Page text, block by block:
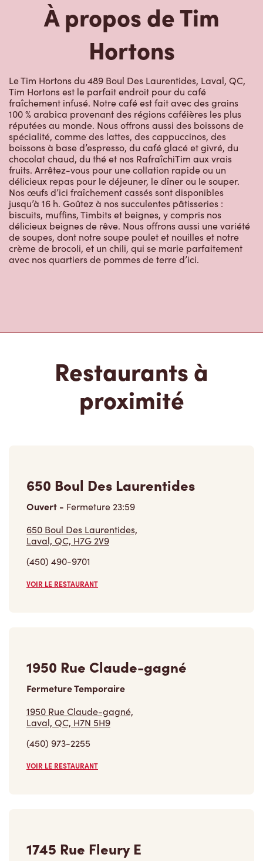
Hortons
Le Tim Hortons du 489 Boul Des Laurentides, Laval, QC,
Tim Hortons est le parfait endroit pour du café
fraîchement infusé. Notre café est fait avec des grains
100 % arabica provenant des régions caféières les plus
réputées au monde. Nous offrons aussi des boissons de
spécialité, comme des lattes, des cappuccinos, des
boissons à base d’espresso, du café glacé et givré, du
chocolat chaud, du thé et nos RafraîchiTim aux vrais
fruits. Arrêtez-vous pour une collation rapide ou un
délicieux repas pour le déjeuner, le dîner ou le souper.
Nos œufs d’ici fraîchement cassés sont disponibles
jusqu’à 16 h. Goûtez à nos succulentes pâtisseries :
biscuits, muffins, Timbits et beignes, y compris nos
délicieux beignes de rêve. Nous offrons aussi une variété
de soupes, dont notre soupe poulet et nouilles et notre
crème de brocoli, et un chili, qui se marie parfaitement
avec nos quartiers de pommes de terre d’ici.
proximité
Ouvert-Fermeture 23:59
650 Boul Des Laurentides,
Laval, QC, H7G 2V9
(450) 490-9701
VOIR LE RESTAURANT
Fermeture Temporaire
1950 Rue Claude-gagné,
Laval, QC, H7N 5H9
(450) 973-2255
VOIR LE RESTAURANT
Fermé